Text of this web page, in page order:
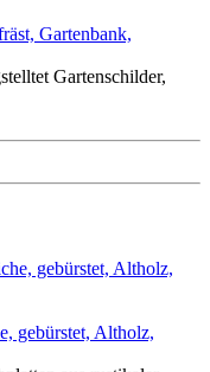
Gartenbank,
Gartenschilder,
gebürstet, Altholz,